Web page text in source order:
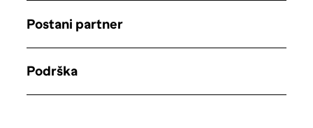
Postani partner
Podrška